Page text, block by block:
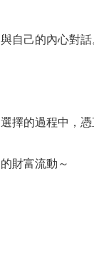
自己的內心對
擇的過程中，
財富流動～